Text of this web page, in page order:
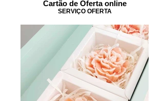
Cartão de Oferta online
SERVIÇO OFERTA